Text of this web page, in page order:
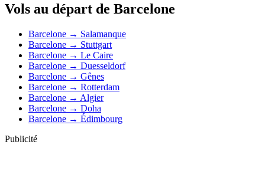
Vols au départ de Barcelone
Barcelone → Salamanque
Barcelone → Stuttgart
Barcelone → Le Caire
Barcelone → Duesseldorf
Barcelone → Gênes
Barcelone → Rotterdam
Barcelone → Algier
Barcelone → Doha
Barcelone → Édimbourg
Publicité